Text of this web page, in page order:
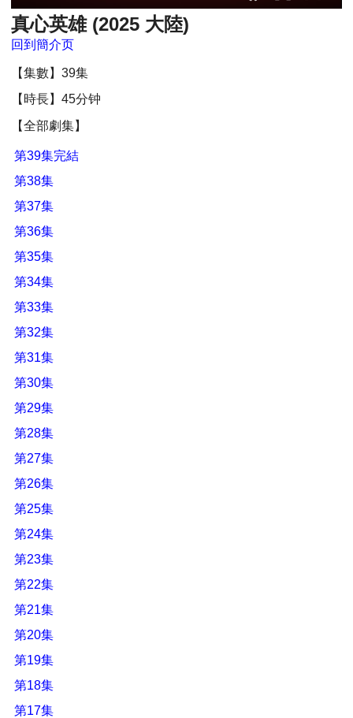
真心英雄 (2025 大陸)
回到簡介页
【集數】39集
【時長】45分钟
【全部劇集】
第39集完結
第38集
第37集
第36集
第35集
第34集
第33集
第32集
第31集
第30集
第29集
第28集
第27集
第26集
第25集
第24集
第23集
第22集
第21集
第20集
第19集
第18集
第17集